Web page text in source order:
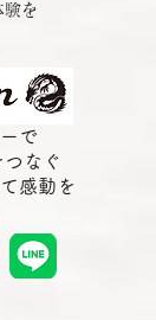
験を
で
なぐ
感動を